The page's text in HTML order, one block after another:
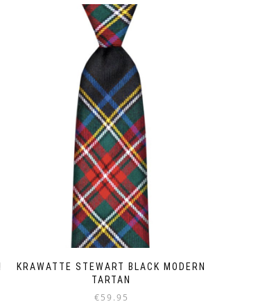
KRAWATTE STEWART BLACK MODERN
TARTAN
€59.95